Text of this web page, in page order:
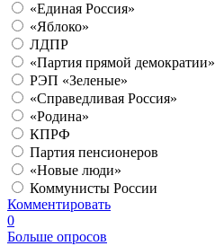
«Единая Россия»
«Яблоко»
ЛДПР
«Партия прямой демократии»
РЭП «Зеленые»
«Справедливая Россия»
«Родина»
КПРФ
Партия пенсионеров
«Новые люди»
Коммунисты России
Комментировать
0
Больше опросов